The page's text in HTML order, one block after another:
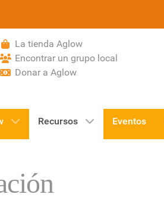
La tienda Aglow
Encontrar un grupo local
Donar a Aglow
Recursos Eventos